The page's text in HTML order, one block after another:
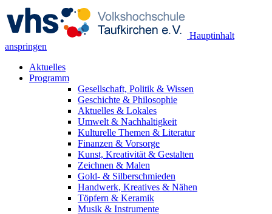
Hauptinhalt
anspringen
Aktuelles
Programm
Gesellschaft, Politik & Wissen
Geschichte & Philosophie
Aktuelles & Lokales
Umwelt & Nachhaltigkeit
Kulturelle Themen & Literatur
Finanzen & Vorsorge
Kunst, Kreativität & Gestalten
Zeichnen & Malen
Gold- & Silberschmieden
Handwerk, Kreatives & Nähen
Töpfern & Keramik
Musik & Instrumente